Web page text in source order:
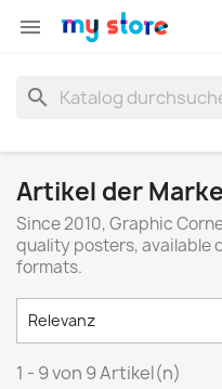

search
Artikel der
Since 2010, Graphic
quality posters, available
formats.
Relevanz
1 - 9 von 9 Artikel(n)